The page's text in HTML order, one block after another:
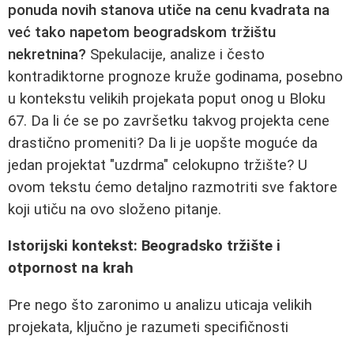
ponuda novih stanova utiče na cenu kvadrata na
već tako napetom beogradskom tržištu
nekretnina? Spekulacije, analize i često
kontradiktorne prognoze kruže godinama, posebno
u kontekstu velikih projekata poput onog u Bloku
67. Da li će se po završetku takvog projekta cene
drastično promeniti? Da li je uopšte moguće da
jedan projektat "uzdrma" celokupno tržište? U
ovom tekstu ćemo detaljno razmotriti sve faktore
koji utiču na ovo složeno pitanje.
Istorijski kontekst: Beogradsko tržište i
otpornost na krah
Pre nego što zaronimo u analizu uticaja velikih
projekata, ključno je razumeti specifičnosti